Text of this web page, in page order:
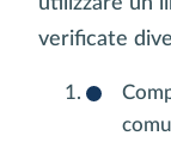
verificate